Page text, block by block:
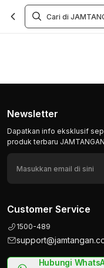
Newsletter
Dapatkan info eksklusif
produk terbaru
Customer Service
1500-489
Hubungi